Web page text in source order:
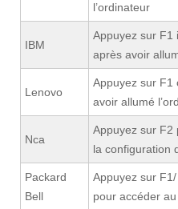
l’ordinateur
IBM
Appuyez sur F1
après avoir
Lenovo
Appuyez sur F1
avoir allumé
Nca
Appuyez sur F2
la configuration
Packard
Bell
Appuyez sur
pour accéder